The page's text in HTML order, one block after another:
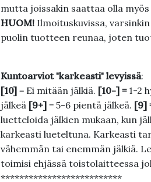
mutta joissakin saattaa olla
HUOM!Ilmoituskuvissa,
puolin tuotteen reunaa, joten
Kuntoarviot "karkeasti" levyissä:
[10]= Ei mitään jälkiä. [10-] = 1-2
jälkeä [9+]= 5-6 pientä jälkeä. [9]
luetteloida jälkien mukaan, kun
karkeasti lueteltuna. Karkeasti
vähemmän tai enemmän jälkiä.
toimisi ehjässä toistolaitteessa
**************************